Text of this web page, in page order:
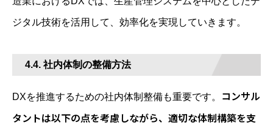
ジタル技術を活用して、効率化を実現していきます。
4.4. 社内体制の整備方法
DXを推進するための社内体制整備も重要です。
コンサル
タントは以下の点を考慮しながら、適切な体制構築を支